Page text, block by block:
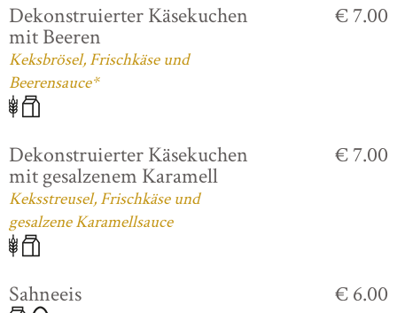
Dekonstruierter Käsekuchen
mit Beeren
Keksbrösel, Frischkäse und
Beerensauce*
€ 7.00
Dekonstruierter Käsekuchen
mit gesalzenem Karamell
Keksstreusel, Frischkäse und
gesalzene Karamellsauce
€ 7.00
Sahneeis € 6.00